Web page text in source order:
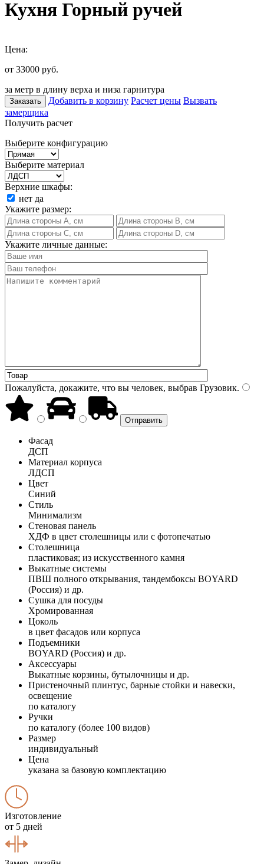
Кухня Горный ручей
Цена:
от 33000 руб.
за метр в длину верха и низа гарнитура
Заказать Добавить в корзину Расчет цены Вызвать
замерщика
Получить расчет
Выберите конфигурацию
Выберите материал
Верхние шкафы:
нет да
Укажите размер:
Укажите личные данные:
Пожалуйста, докажите, что вы человек, выбрав Грузовик.
Фасад
ДСП
Материал корпуса
ЛДСП
Цвет
Синий
Стиль
Минимализм
Стеновая панель
ХДФ в цвет столешницы или с фотопечатью
Столешница
пластиковая; из искусственного камня
Выкатные системы
ПВШ полного открывания, тандембоксы BOYARD
(Россия) и др.
Сушка для посуды
Хромированная
Цоколь
в цвет фасадов или корпуса
Подъемники
BOYARD (Россия) и др.
Аксессуары
Выкатные корзины, бутылочницы и др.
Пристеночный плинтус, барные стойки и навески,
освещение
по каталогу
Ручки
по каталогу (более 100 видов)
Размер
индивидуальный
Цена
указана за базовую комплектацию
Изготовление
от 5 дней